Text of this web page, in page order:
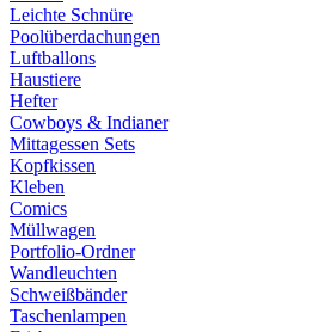
Leichte Schnüre
Poolüberdachungen
Luftballons
Haustiere
Hefter
Cowboys & Indianer
Mittagessen Sets
Kopfkissen
Kleben
Comics
Müllwagen
Portfolio-Ordner
Wandleuchten
Schweißbänder
Taschenlampen